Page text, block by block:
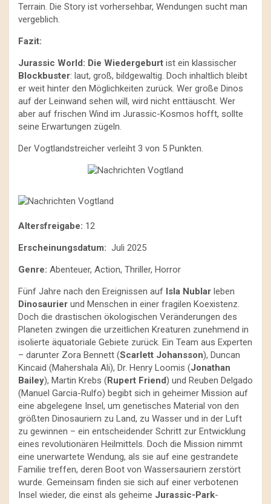
Terrain. Die Story ist vorhersehbar, Wendungen sucht man
vergeblich.
Fazit:
Jurassic World: Die Wiedergeburt ist ein klassischer
Blockbuster: laut, groß, bildgewaltig. Doch inhaltlich bleibt
er weit hinter den Möglichkeiten zurück. Wer große Dinos
auf der Leinwand sehen will, wird nicht enttäuscht. Wer
aber auf frischen Wind im Jurassic-Kosmos hofft, sollte
seine Erwartungen zügeln.
Der Vogtlandstreicher verleiht 3 von 5 Punkten.
Altersfreigabe: 12
Erscheinungsdatum: Juli 2025
Genre: Abenteuer, Action, Thriller, Horror
Fünf Jahre nach den Ereignissen auf Isla Nublar leben
Dinosaurier und Menschen in einer fragilen Koexistenz.
Doch die drastischen ökologischen Veränderungen des
Planeten zwingen die urzeitlichen Kreaturen zunehmend in
isolierte äquatoriale Gebiete zurück. Ein Team aus Experten
– darunter Zora Bennett (Scarlett Johansson), Duncan
Kincaid (Mahershala Ali), Dr. Henry Loomis (Jonathan
Bailey), Martin Krebs (Rupert Friend) und Reuben Delgado
(Manuel Garcia-Rulfo) begibt sich in geheimer Mission auf
eine abgelegene Insel, um genetisches Material von den
größten Dinosauriern zu Land, zu Wasser und in der Luft
zu gewinnen – ein entscheidender Schritt zur Entwicklung
eines revolutionären Heilmittels. Doch die Mission nimmt
eine unerwartete Wendung, als sie auf eine gestrandete
Familie treffen, deren Boot von Wassersauriern zerstört
wurde. Gemeinsam finden sie sich auf einer verbotenen
Insel wieder, die einst als geheime Jurassic-Park-